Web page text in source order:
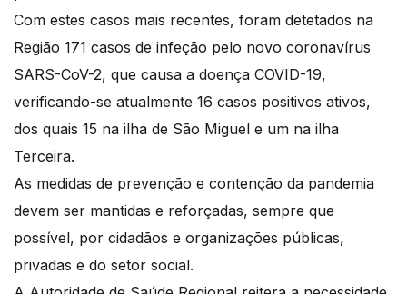
Com estes casos mais recentes, foram detetados na
Região 171 casos de infeção pelo novo coronavírus
SARS-CoV-2, que causa a doença COVID-19,
verificando-se atualmente 16 casos positivos ativos,
dos quais 15 na ilha de São Miguel e um na ilha
Terceira.
As medidas de prevenção e contenção da pandemia
devem ser mantidas e reforçadas, sempre que
possível, por cidadãos e organizações públicas,
privadas e do setor social.